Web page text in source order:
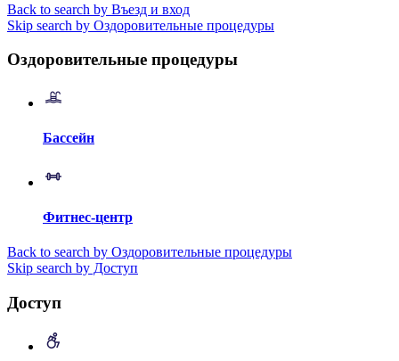
Back to search by Въезд и вход
Skip search by Оздоровительные процедуры
Оздоровительные процедуры
Бассейн
Фитнес-центр
Back to search by Оздоровительные процедуры
Skip search by Доступ
Доступ